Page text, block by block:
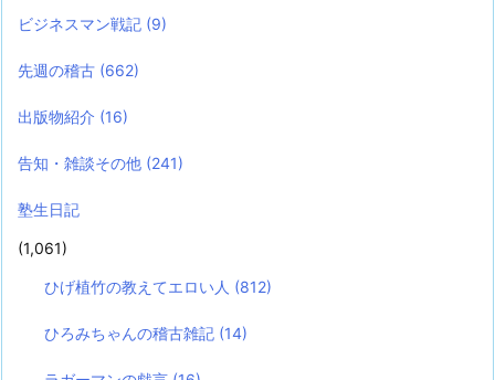
ビジネスマン戦記 (9)
先週の稽古 (662)
出版物紹介 (16)
告知・雑談その他 (241)
塾生日記
(1,061)
ひげ植竹の教えてエロい人 (812)
ひろみちゃんの稽古雑記 (14)